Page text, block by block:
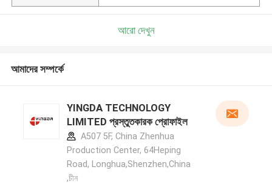
আরো দেখুন
আমাদের সম্পর্কে
YINGDA TECHNOLOGY
LIMITED প্রস্তুতকারক প্রোফাইল
A507 5F, China Zhenhua
Production Center, 64Heping
Road, Longhua,Shenzhen,China
,চীন